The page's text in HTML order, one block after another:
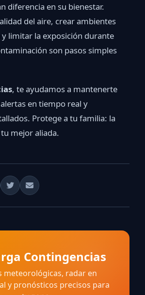
diferencia en su bienestar.
del aire, crear ambientes
y limitar la exposición durante
son pasos simples
, te ayudamos a mantenerte
en tiempo real y
Protege a tu familia: la
mejor aliada.
Contingencias
meteorológicas, radar en
y pronósticos precisos para